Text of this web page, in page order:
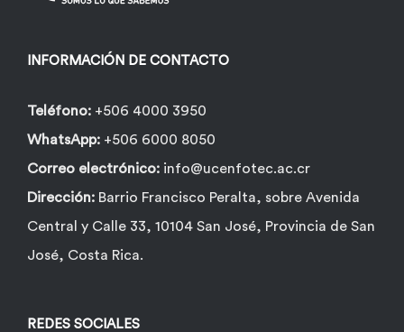
INFORMACIÓN DE CONTACTO
Teléfono: +506 4000 3950
WhatsApp: +506 6000 8050
Correo electrónico: info@ucenfotec.ac.cr
Dirección: Barrio Francisco Peralta, sobre Avenida
Central y Calle 33, 10104 San José, Provincia de San
José, Costa Rica.
REDES SOCIALES